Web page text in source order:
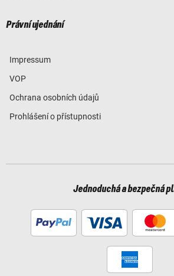
Právní ujednání
Impressum
VOP
Ochrana osobních údajů
Prohlášení o přístupnosti
Jednoduchá a bezpečná